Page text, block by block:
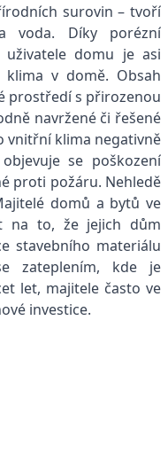
surovin – tvoří
voda. Díky porézní
domu je asi
klima v domě. Obsah
prostředí s přirozenou
navržené či řešené
vnitřní klima negativně
se poškození
proti požáru. Nehledě
domů a bytů ve
na to, že jejich dům
stavebního materiálu
zateplením, kde je
let, majitele často ve
investice.